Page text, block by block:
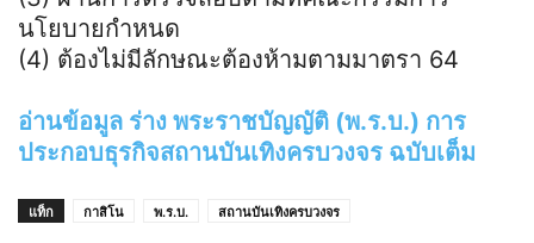
นโยบายกำหนด
(4) ต้องไม่มีลักษณะต้องห้ามตามมาตรา 64
อ่านข้อมูล ร่าง พระราชบัญญัติ (พ.ร.บ.) การ
ประกอบธุรกิจสถานบันเทิงครบวงจร ฉบับเต็ม
แท็ก กาสิโน พ.ร.บ. สถานบันเทิงครบวงจร